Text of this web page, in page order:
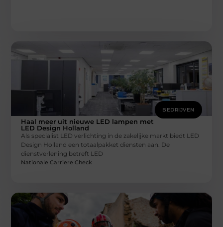
BEDRIJVEN
Haal meer uit nieuwe LED lampen met
LED Design Holland
Als specialist LED verlichting in de zakelijke markt biedt LED
Design Holland een totaalpakket diensten aan. De
dienstverlening betreft LED
Nationale Carriere Check